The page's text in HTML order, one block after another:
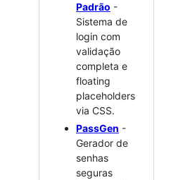
Padrão -
Sistema de
login com
validação
completa e
floating
placeholders
via CSS.
PassGen -
Gerador de
senhas
seguras